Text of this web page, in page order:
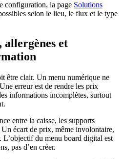
configuration, la page Solutions
selon le lieu, le flux et le type
et
être clair. Un menu numérique ne
erreur est de rendre les prix
informations incomplètes, surtout
entre la caisse, les supports
écart de prix, même involontaire,
L’objectif du menu board digital est
pas d’en créer.